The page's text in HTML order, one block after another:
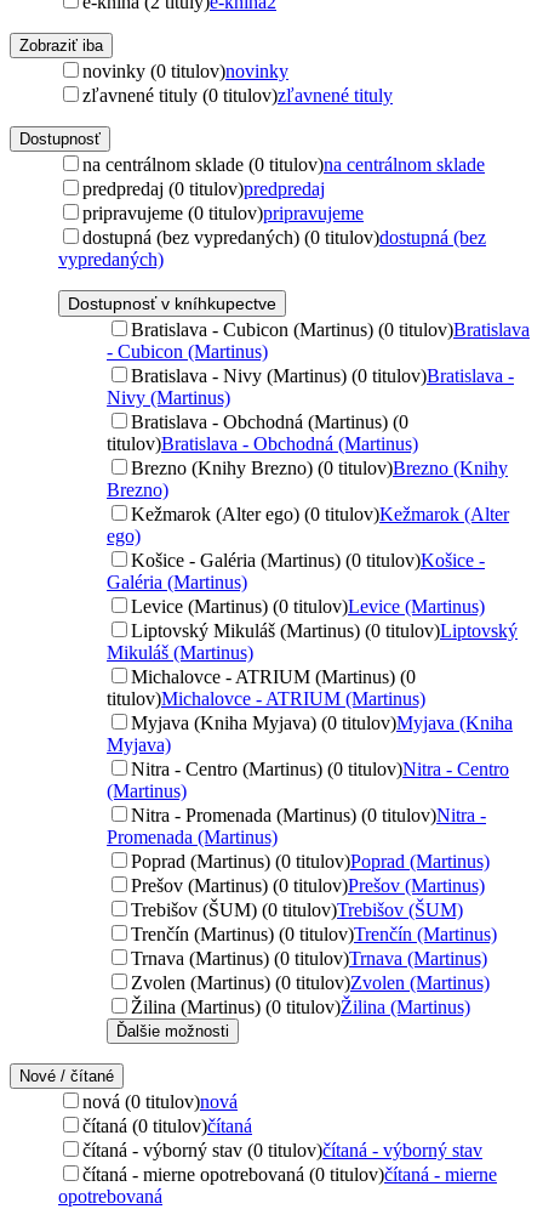
Zobraziť iba
novinky (0 titulov)novinky
zľavnené tituly (0 titulov)zľavnené tituly
Dostupnosť
na centrálnom sklade (0 titulov)na centrálnom sklade
predpredaj (0 titulov)predpredaj
pripravujeme (0 titulov)pripravujeme
dostupná (bez vypredaných) (0 titulov)dostupná (bez
vypredaných)
Dostupnosť v kníhkupectve
Bratislava - Cubicon (Martinus) (0 titulov)Bratislava
- Cubicon (Martinus)
Bratislava - Nivy (Martinus) (0 titulov)Bratislava -
Nivy (Martinus)
Bratislava - Obchodná (Martinus) (0
titulov)Bratislava - Obchodná (Martinus)
Brezno (Knihy Brezno) (0 titulov)Brezno (Knihy
Brezno)
Kežmarok (Alter ego) (0 titulov)Kežmarok (Alter
ego)
Košice - Galéria (Martinus) (0 titulov)Košice -
Galéria (Martinus)
Levice (Martinus) (0 titulov)Levice (Martinus)
Liptovský Mikuláš (Martinus) (0 titulov)Liptovský
Mikuláš (Martinus)
Michalovce - ATRIUM (Martinus) (0
titulov)Michalovce - ATRIUM (Martinus)
Myjava (Kniha Myjava) (0 titulov)Myjava (Kniha
Myjava)
Nitra - Centro (Martinus) (0 titulov)Nitra - Centro
(Martinus)
Nitra - Promenada (Martinus) (0 titulov)Nitra -
Promenada (Martinus)
Poprad (Martinus) (0 titulov)Poprad (Martinus)
Prešov (Martinus) (0 titulov)Prešov (Martinus)
Trebišov (ŠUM) (0 titulov)Trebišov (ŠUM)
Trenčín (Martinus) (0 titulov)Trenčín (Martinus)
Trnava (Martinus) (0 titulov)Trnava (Martinus)
Zvolen (Martinus) (0 titulov)Zvolen (Martinus)
Žilina (Martinus) (0 titulov)Žilina (Martinus)
Ďalšie možnosti
Nové / čítané
nová (0 titulov)nová
čítaná (0 titulov)čítaná
čítaná - výborný stav (0 titulov)čítaná - výborný stav
čítaná - mierne opotrebovaná (0 titulov)čítaná - mierne
opotrebovaná